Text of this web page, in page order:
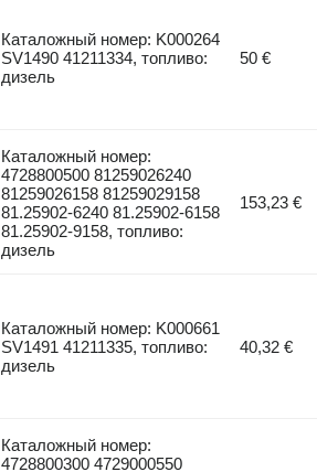
Каталожный номер: K000264
SV1490 41211334, топливо:
дизель
50 €
Каталожный номер:
4728800500 81259026240
81259026158 81259029158
81.25902-6240 81.25902-6158
81.25902-9158, топливо:
дизель
153,23 €
Каталожный номер: K000661
SV1491 41211335, топливо:
дизель
40,32 €
Каталожный номер:
4728800300 4729000550